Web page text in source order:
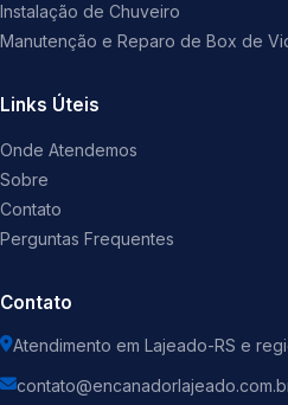
Instalação de Chuveiro
Manutenção e Reparo de Box de
Links Úteis
Onde Atendemos
Sobre
Contato
Perguntas Frequentes
Contato
Atendimento em Lajeado-RS e